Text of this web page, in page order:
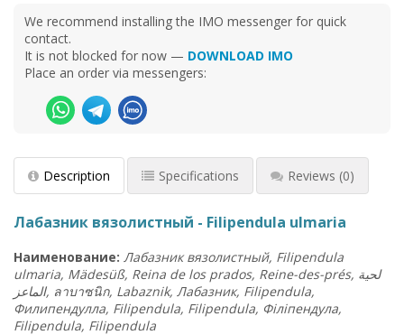
We recommend installing the IMO messenger for quick
contact.
It is not blocked for now — DOWNLOAD IMO
Place an order via messengers:
Description Specifications Reviews (0)
Лабазник вязолистный - Filipendula ulmaria
Наименование: Лабазник вязолистный, Filipendula
ulmaria, Mädesüß, Reina de los prados, Reine-des-prés, لحية
الماعز, ลาบาซนิก, Labaznik, Лабазник, Filipendula,
Филипендулла, Filipendula, Filipendula, Філіпендула,
Filipendula, Filipendula